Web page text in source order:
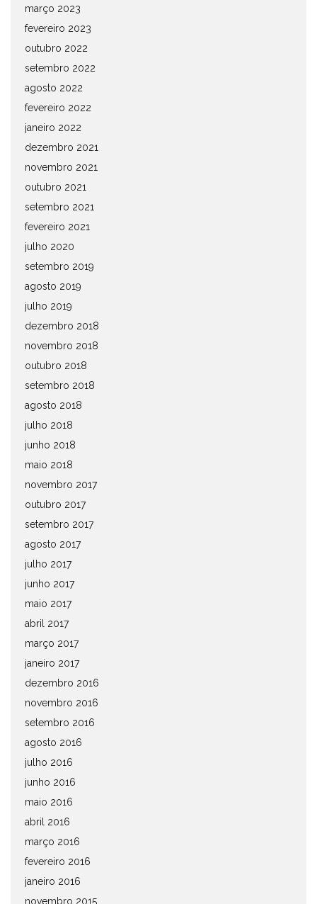
março 2023
fevereiro 2023
outubro 2022
setembro 2022
agosto 2022
fevereiro 2022
janeiro 2022
dezembro 2021
novembro 2021
outubro 2021
setembro 2021
fevereiro 2021
julho 2020
setembro 2019
agosto 2019
julho 2019
dezembro 2018
novembro 2018
outubro 2018
setembro 2018
agosto 2018
julho 2018
junho 2018
maio 2018
novembro 2017
outubro 2017
setembro 2017
agosto 2017
julho 2017
junho 2017
maio 2017
abril 2017
março 2017
janeiro 2017
dezembro 2016
novembro 2016
setembro 2016
agosto 2016
julho 2016
junho 2016
maio 2016
abril 2016
março 2016
fevereiro 2016
janeiro 2016
novembro 2015